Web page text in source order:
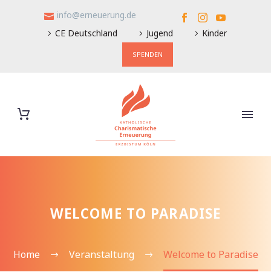
info@erneuerung.de
CE Deutschland
Jugend Kinder
SPENDEN
WELCOME TO PARADISE
Home Veranstaltung Welcome to Paradise